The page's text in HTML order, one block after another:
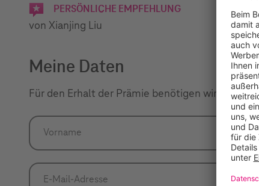
PERSÖNLICHE EMPFEHLUNG
von Xianjing Liu
Meine Daten
Für den Erhalt der Prämie benötigen wir
Vorname*
Vorname
E-Mail-Adresse*
E-Mail-Adresse